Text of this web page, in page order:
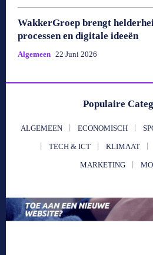
WakkerGroep brengt
processen en digitale ideeën
Algemeen 22 Juni 2026
Populaire
ALGEMEEN ECONOMISCH
TECH & ICT KLIMAAT
MARKETING